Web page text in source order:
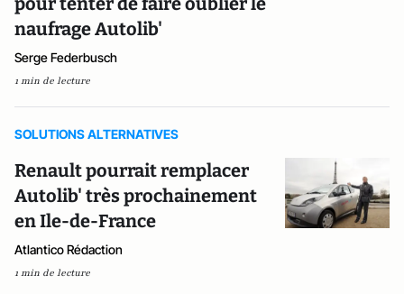
naufrage Autolib'
Serge Federbusch
1 min de lecture
SOLUTIONS ALTERNATIVES
Renault pourrait remplacer
Autolib' très prochainement
en Ile-de-France
Atlantico Rédaction
1 min de lecture